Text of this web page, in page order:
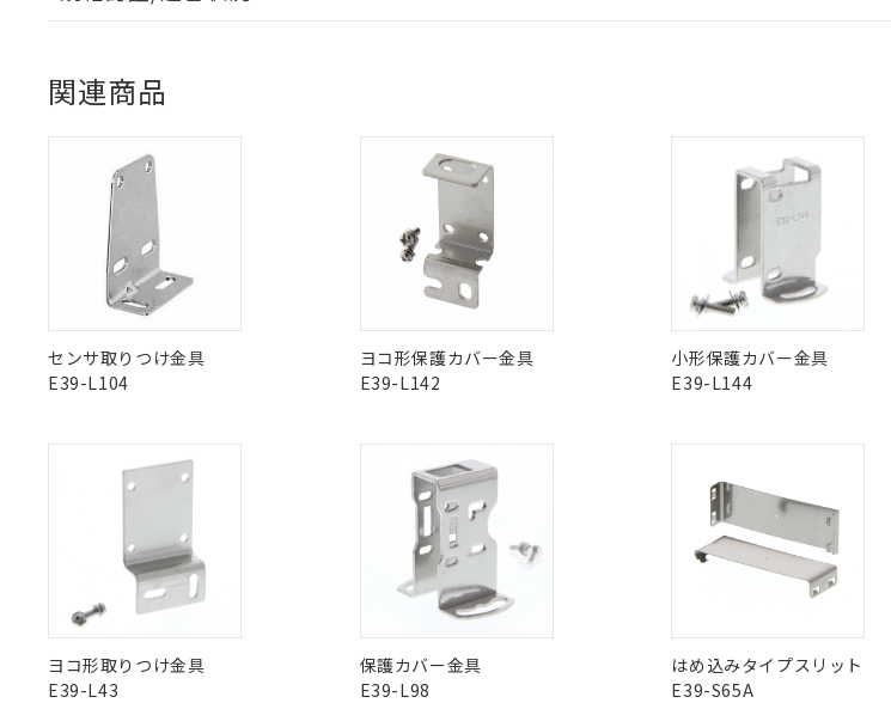
ダウンロードデータをご利用いただく前に、以下を必ずお読みください。
ソフトウェアの使用条件
EU RoHS 注意事項・凡例
対応状況 ※1
対応済み ダウンロードはこちら
中国 RoHS
中国 RoHS表
Pb Cd PBBs
"対応済み"や非含有の記載がされた商品であっても、流通在庫等で未対応品が混在する可能性があります。
非含有品が必要な際は、弊社営業部門もしくは販売店へお問い合わせください。
この製
Yes
LR型式承認
（イギリス
船舶規格）
BV型式承認
（フランス
船舶規格）
ABS型式承認
船舶規格）
関連商品
センサ取りつけ金具
E39-L104
ヨコ形保護カバー金具
E39-L142
小形保護カバー金具
E39-L144
ヨコ形取りつけ金具
E39-L43
保護カバー金具
E39-L98
はめ込みタイプスリット
E39-S65A
ている必要があります。
いる法人を指します。
EU RoHS指令（10物質）の非含有証明書
51物質の非含有証明書（当社基準）
※本証明書は発行日時点で非含有を証明するもので、過去に遡
また、RoHS指令のフタル酸エステル類４物質の対応では、対
混在することから備考欄に対応日を記載しておりました。
既に当社にて対応品への在庫切替を完了していることから、
り割愛しております。